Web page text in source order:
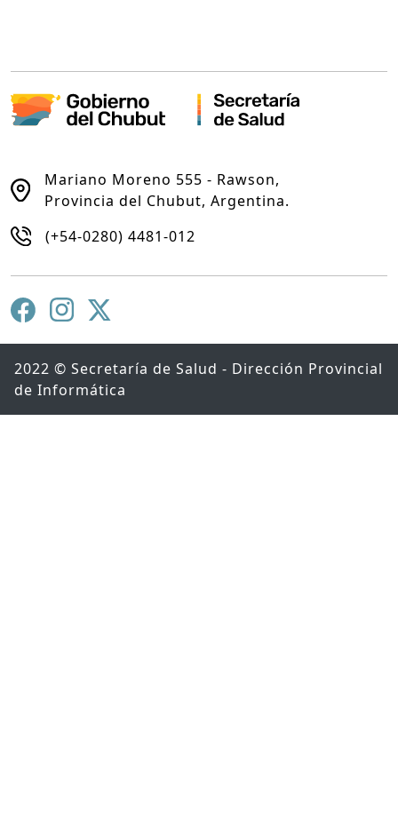
Mariano Moreno 555 - Rawson,
Provincia del Chubut, Argentina.
(+54-0280) 4481-012
2022 © Secretaría de Salud - Dirección Provincial
de Informática